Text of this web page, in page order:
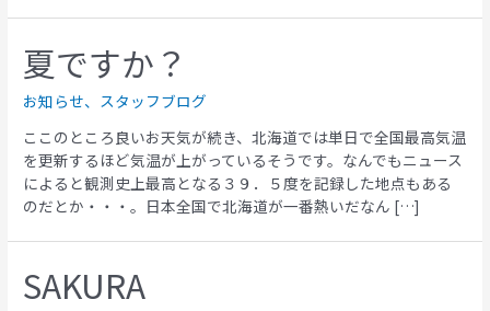
夏ですか？
お知らせ、 スタッフブログ
ここのところ良いお天気が続き、北海道では単日で全国最高気温
を更新するほど気温が上がっているそうです。なんでもニュース
によると観測史上最高となる３９．５度を記録した地点もある
のだとか・・・。日本全国で北海道が一番熱いだなん […]
SAKURA